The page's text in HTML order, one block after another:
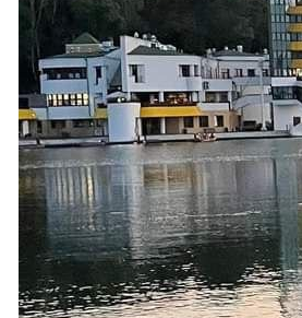
орден «За заслуги» ІІІ ступеня
[ad_2]
Источник:0512.com.ua
До Дня прапора в
Миколаєві підняли
найбільший стяг в регіоні,
— ФОТО
Предыдущая запись